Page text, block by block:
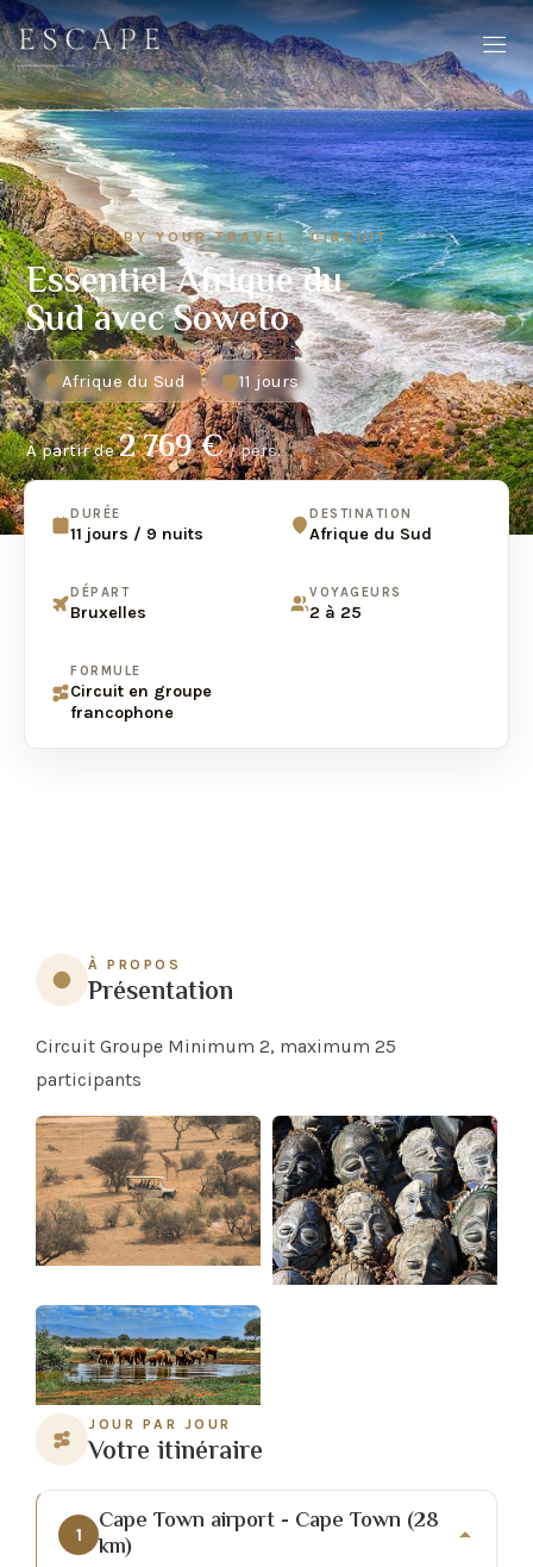
ESCAPE BY YOUR TRAVEL · CIRCUIT
Essentiel Afrique du
Sud avec Soweto
Afrique du Sud 11 jours
À partir de2 769 € / pers.
DURÉE
11 jours / 9 nuits
DESTINATION
Afrique du Sud
DÉPART
Bruxelles
VOYAGEURS
2 à 25
FORMULE
Circuit en groupe
francophone
À PROPOS
Présentation
Circuit Groupe Minimum 2, maximum 25
participants
JOUR PAR JOUR
Votre itinéraire
1 Cape Town airport - Cape Town (28
km)